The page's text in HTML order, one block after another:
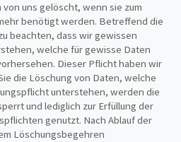
uns gelöscht, wenn sie zum
benötigt werden. Betreffend die
beachten, dass wir gewissen
welche für gewisse Daten
Dieser Pflicht haben wir
die Löschung von Daten, welche
unterstehen, werden die
und lediglich zur Erfüllung der
genutzt. Nach Ablauf der
Löschungsbegehren